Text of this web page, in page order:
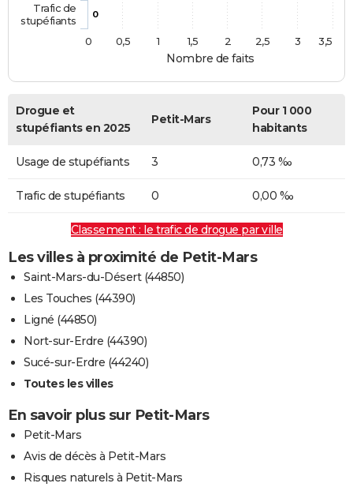
Nombre de faits
0
Trafic de
stupéfiants
0
0,5 1 1,5 2 2,5 3 3,5
Drogue et
stupéfiants en 2025
Petit-Mars
Pour 1 000
habitants
Usage de stupéfiants 3 0,73 ‰
Trafic de stupéfiants 0 0,00 ‰
Classement : le trafic de drogue par ville
Les villes à proximité de Petit-Mars
Saint-Mars-du-Désert (44850)
Les Touches (44390)
Ligné (44850)
Nort-sur-Erdre (44390)
Sucé-sur-Erdre (44240)
Toutes les villes
En savoir plus sur Petit-Mars
Petit-Mars
Avis de décès à Petit-Mars
Risques naturels à Petit-Mars